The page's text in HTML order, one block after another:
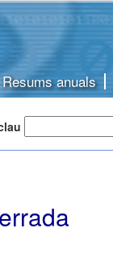
Resums anuals